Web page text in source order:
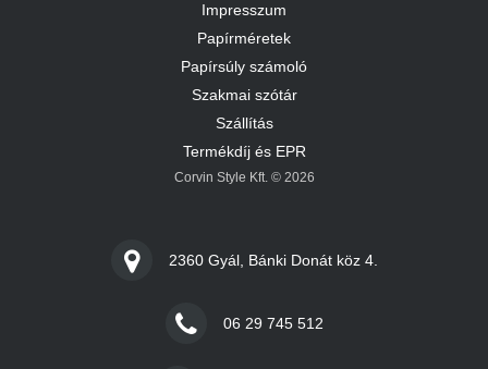
Impresszum
Papírméretek
Papírsúly számoló
Szakmai szótár
Szállítás
Termékdíj és EPR
Corvin Style Kft. © 2026
2360 Gyál, Bánki Donát köz 4.
06 29 745 512